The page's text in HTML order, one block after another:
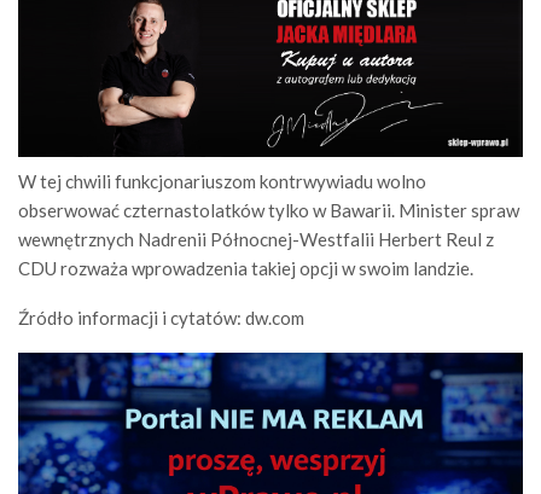
W tej chwili funkcjonariuszom kontrwywiadu wolno
obserwować czternastolatków tylko w Bawarii. Minister spraw
wewnętrznych Nadrenii Północnej-Westfalii Herbert Reul z
CDU rozważa wprowadzenia takiej opcji w swoim landzie.
Źródło informacji i cytatów: dw.com